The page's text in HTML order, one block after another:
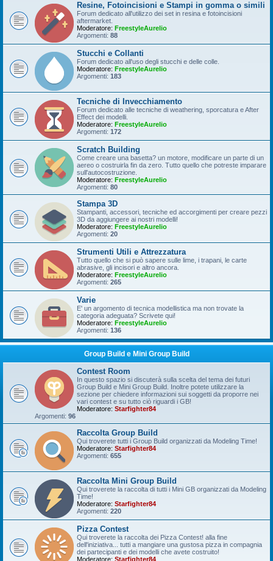
Resine, Fotoincisioni e Stampi in gomma o simili
Forum dedicato all'utilizzo dei set in resina e fotoincisioni
aftermarket.
Moderatore: FreestyleAurelio
Argomenti: 88
Stucchi e Collanti
Forum dedicato all'uso degli stucchi e delle colle.
Moderatore: FreestyleAurelio
Argomenti: 183
Tecniche di Invecchiamento
Forum dedicato alle tecniche di weathering, sporcatura e After
Effect dei modelli.
Moderatore: FreestyleAurelio
Argomenti: 172
Scratch Building
Come creare una basetta? un motore, modificare un parte di un
aereo o costruirla fin da zero. Tutto quello che potreste imparare
sull'autocostruzione.
Moderatore: FreestyleAurelio
Argomenti: 80
Stampa 3D
Stampanti, accessori, tecniche ed accorgimenti per creare pezzi
3D da aggiungere ai nostri modelli!
Moderatore: FreestyleAurelio
Argomenti: 20
Strumenti Utili e Attrezzatura
Tutto quello che si può sapere sulle lime, i trapani, le carte
abrasive, gli incisori e altro ancora.
Moderatore: FreestyleAurelio
Argomenti: 265
Varie
E' un argomento di tecnica modellistica ma non trovate la
categoria adeguata? Scrivete qui!
Moderatore: FreestyleAurelio
Argomenti: 136
Group Build e Mini Group Build
Contest Room
In questo spazio si discuterà sulla scelta del tema dei futuri
Group Build e Mini Group Build. Inoltre potete utilizzare la
sezione per chiedere informazioni sui soggetti da proporre nei
vari contest e su tutto ciò riguardi i GB!
Moderatore: Starfighter84
Argomenti: 96
Raccolta Group Build
Qui troverete tutti i Group Build organizzati da Modeling Time!
Moderatore: Starfighter84
Argomenti: 655
Raccolta Mini Group Build
Qui troverete la raccolta di tutti i Mini GB organizzati da Modeling
Time!
Moderatore: Starfighter84
Argomenti: 220
Pizza Contest
Qui troverete la raccolta dei Pizza Contest! alla fine
dell'iniziativa... tutti a mangiare una gustosa pizza in compagnia
dei partecipanti e dei modelli che avete costruito!
Moderatore: Starfighter84